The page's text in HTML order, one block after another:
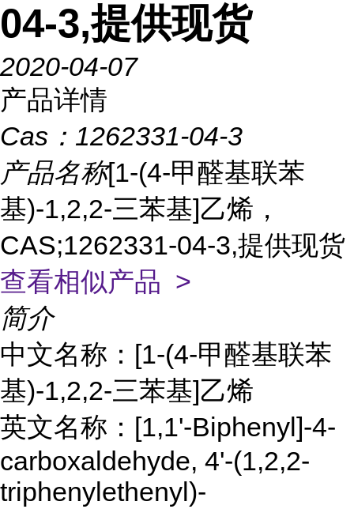
04-3,提供现货
2020-04-07
产品详情
Cas： 1262331-04-3
产品名称[1-(4-甲醛基联苯
基)-1,2,2-三苯基]乙烯，
CAS;1262331-04-3,提供现货
查看相似产品 >
简介
中文名称：[1-(4-甲醛基联苯
基)-1,2,2-三苯基]乙烯
英文名称：[1,1'-Biphenyl]-4-
carboxaldehyde, 4'-(1,2,2-
triphenylethenyl)-